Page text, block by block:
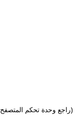
(راجع وحدة تحكم المتصفح